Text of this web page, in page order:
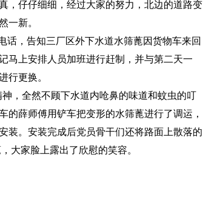
，仔仔细细，经过大家的努力，北边的道路变
一新。
话，告知三厂区外下水道水筛蓖因货物车来回
马上安排人员加班进行赶制，并与第二天一
行更换。
，全然不顾下水道内呛鼻的味道和蚊虫的叮
的薛师傅用铲车把变形的水筛蓖进行了调运，
装。安装完成后党员骨干们还将路面上散落的
大家脸上露出了欣慰的笑容。